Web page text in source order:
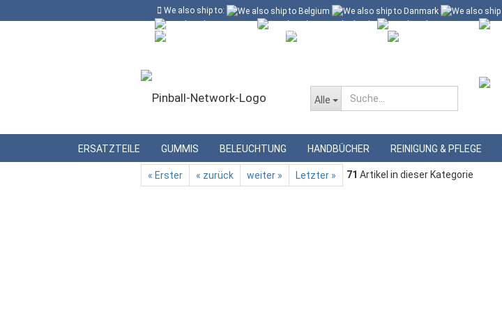
We also ship to:
Kostenloser Versand in Deutschland ab 60 Euro*
Alle
ERSATZTEILE GUMMIS BELEUCHTUNG HANDBÜCHER REINIGUNG & PFLEGE
Startseite » Ersatzteile » Schlagturmteile » Schlagturmkappe, blau
« Erster « zurück weiter » Letzter » 71 Artikel in dieser Kategorie